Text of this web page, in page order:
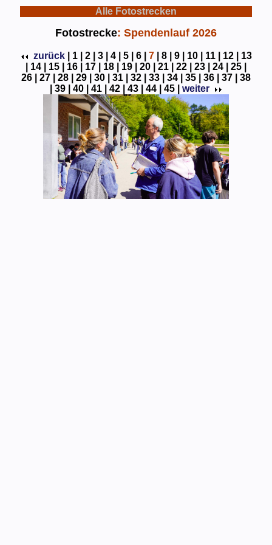
Alle Fotostrecken
Fotostrecke: Spendenlauf 2026
zurück 1 | 2 | 3 | 4 | 5 | 6 | 7| 8 | 9 | 10 | 11 | 12 |
13
14 | 15 | 16 | 17 | 18 | 19 | 20 | 21 | 22 | 23 | 24 |
25 |
26 |
27 | 28 | 29 | 30 | 31 | 32 | 33 | 34 | 35 | 36 | 37 |
38
39 | 40 | 41 | 42 | 43 | 44 | 45 | weiter